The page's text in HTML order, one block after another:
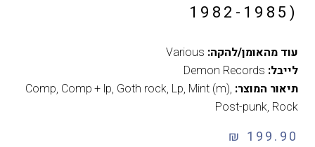
1982-1985)
עוד מהאומן/להקה: Various
לייבל: Demon Records
תיאור המוצר:
Comp, Comp + lp, Goth rock, Lp, Mint (m),
Post-punk, Rock
199.90 ₪